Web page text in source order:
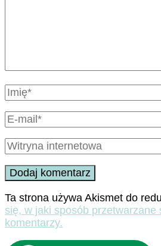
Ta strona używa Akismet do
się, w jaki sposób przetwarzane
komentarzy.